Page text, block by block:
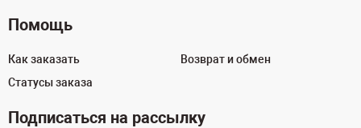
Помощь
Как заказать
Статусы заказа
Возврат и обмен
Подписаться на рассылку